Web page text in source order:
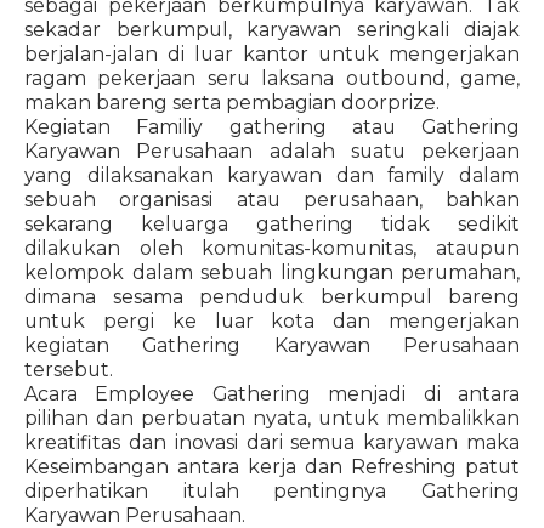
sebagai pekerjaan berkumpulnya karyawan. Tak
sekadar berkumpul, karyawan seringkali diajak
berjalan-jalan di luar kantor untuk mengerjakan
ragam pekerjaan seru laksana outbound, game,
makan bareng serta pembagian doorprize.
Kegiatan Familiy gathering atau Gathering
Karyawan Perusahaan adalah suatu pekerjaan
yang dilaksanakan karyawan dan family dalam
sebuah organisasi atau perusahaan, bahkan
sekarang keluarga gathering tidak sedikit
dilakukan oleh komunitas-komunitas, ataupun
kelompok dalam sebuah lingkungan perumahan,
dimana sesama penduduk berkumpul bareng
untuk pergi ke luar kota dan mengerjakan
kegiatan Gathering Karyawan Perusahaan
tersebut.
Acara Employee Gathering menjadi di antara
pilihan dan perbuatan nyata, untuk membalikkan
kreatifitas dan inovasi dari semua karyawan maka
Keseimbangan antara kerja dan Refreshing patut
diperhatikan itulah pentingnya Gathering
Karyawan Perusahaan.